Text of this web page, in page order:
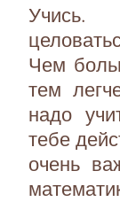
Учись.
Чем
тем
надо
тебе
очень